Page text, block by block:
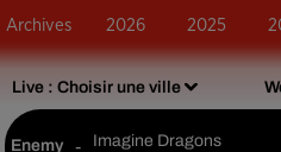
Live : Choisir une ville
Enemy - Imagine Dragons
Archives 2026 2025